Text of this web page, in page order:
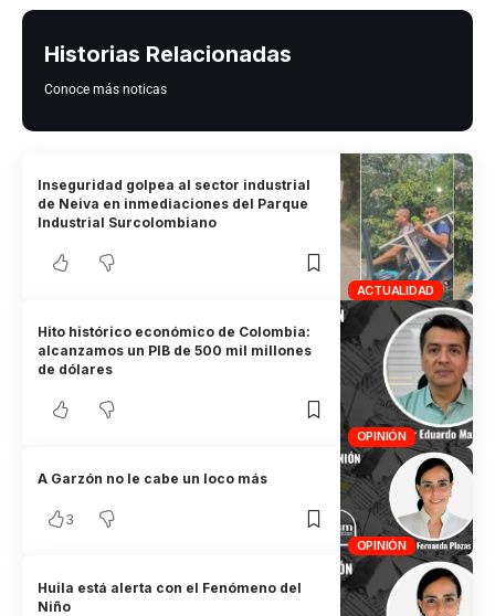
Historias Relacionadas
Conoce más noticas
ACTUALIDAD
Inseguridad golpea al sector industrial
de Neiva en inmediaciones del Parque
Industrial Surcolombiano
OPINIÓN
Hito histórico económico de Colombia:
alcanzamos un PIB de 500 mil millones
de dólares
OPINIÓN
A Garzón no le cabe un loco más
3
Huila está alerta con el Fenómeno del
Niño